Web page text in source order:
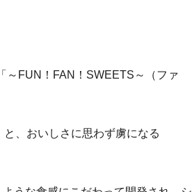
～FUN！FAN！SWEETS～（ファ
、おいしさに思わず虜になる